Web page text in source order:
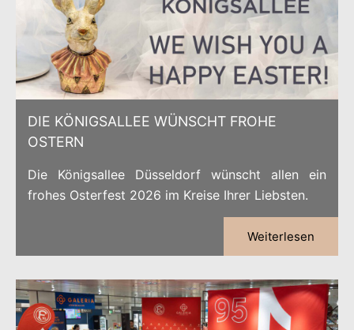
DIE KÖNIGSALLEE WÜNSCHT FROHE
OSTERN
Die Königsallee Düsseldorf wünscht allen ein
frohes Osterfest 2026 im Kreise Ihrer Liebsten.
Weiterlesen